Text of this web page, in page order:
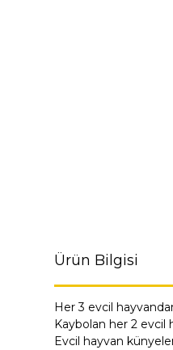
Ürün Bilgisi
Her 3 evcil
Kaybolan her 2 evcil
Evcil hayvan